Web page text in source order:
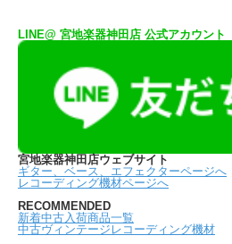
LINE@ 宮地楽器神田店 公式アカウント
宮地楽器神田店ウェブサイト
ギター、ベース、エフェクターページへ
レコーディング機材ページへ
RECOMMENDED
新着中古入荷商品一覧
中古ヴィンテージレコーディング機材